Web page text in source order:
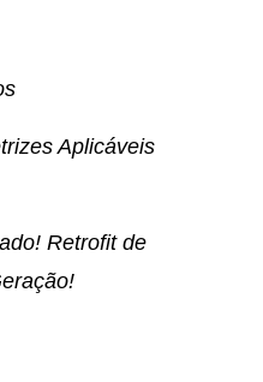
Aplicáveis
Retrofit de